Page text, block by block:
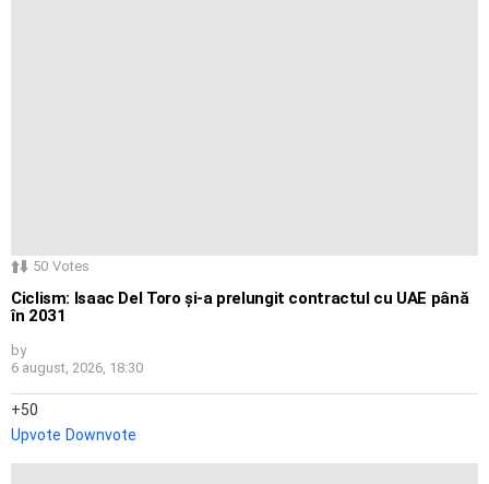
50 Votes
Ciclism: Isaac Del Toro și-a prelungit contractul cu UAE până
în 2031
by
6 august, 2026, 18:30
50
Upvote Downvote